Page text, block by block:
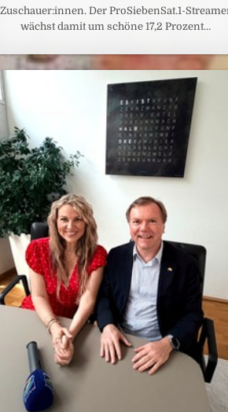
Zuschauer:innen. Der ProSiebenSat.1-
wächst damit um schöne 17,2 Prozent…